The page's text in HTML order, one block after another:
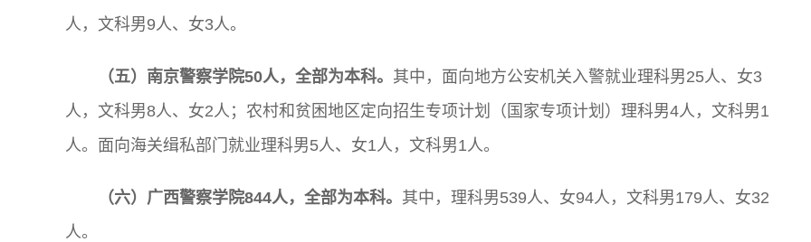
人，文科男9人、女3人。
（五）南京警察学院50人，全部为本科。 其中，面向地方公安机关入警就业理科男25人、女3
人，文科男8人、女2人；农村和贫困地区定向招生专项计划（国家专项计划）理科男4人，文科男1
人。面向海关缉私部门就业理科男5人、女1人，文科男1人。
（六）广西警察学院844人，全部为本科。 其中，理科男539人、女94人，文科男179人、女32
人。